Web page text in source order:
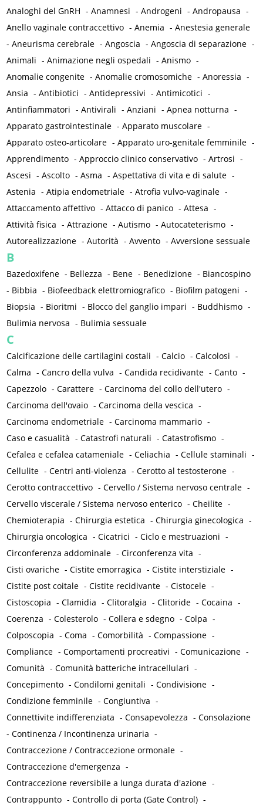
Analoghi del GnRH -Anamnesi -Androgeni -Andropausa -
Anello vaginale contraccettivo -Anemia -Anestesia generale
-Aneurisma cerebrale -Angoscia -Angoscia di separazione -
Animali -Animazione negli ospedali -Anismo -
Anomalie congenite -Anomalie cromosomiche -Anoressia -
Ansia -Antibiotici -Antidepressivi -Antimicotici -
Antinfiammatori -Antivirali -Anziani -Apnea notturna -
Apparato gastrointestinale -Apparato muscolare -
Apparato osteo-articolare -Apparato uro-genitale femminile -
Apprendimento -Approccio clinico conservativo -Artrosi -
Ascesi -Ascolto -Asma -Aspettativa di vita e di salute -
Astenia -Atipia endometriale -Atrofia vulvo-vaginale -
Attaccamento affettivo -Attacco di panico -Attesa -
Attività fisica -Attrazione -Autismo -Autocateterismo -
Autorealizzazione -Autorità -Avvento -Avversione sessuale
B
Bazedoxifene - Bellezza - Bene - Benedizione - Biancospino
- Bibbia - Biofeedback elettromiografico - Biofilm patogeni -
Biopsia - Bioritmi - Blocco del ganglio impari - Buddhismo -
Bulimia nervosa - Bulimia sessuale
C
Calcificazione delle cartilagini costali -Calcio -Calcolosi -
Calma -Cancro della vulva -Candida recidivante -Canto -
Capezzolo -Carattere -Carcinoma del collo dell'utero -
Carcinoma dell'ovaio -Carcinoma della vescica -
Carcinoma endometriale -Carcinoma mammario -
Caso e casualità -Catastrofi naturali -Catastrofismo -
Cefalea e cefalea catameniale -Celiachia -Cellule staminali -
Cellulite -Centri anti-violenza -Cerotto al testosterone -
Cerotto contraccettivo -Cervello / Sistema nervoso centrale -
Cervello viscerale / Sistema nervoso enterico -Cheilite -
Chemioterapia -Chirurgia estetica -Chirurgia ginecologica -
Chirurgia oncologica -Cicatrici -Ciclo e mestruazioni -
Circonferenza addominale -Circonferenza vita -
Cisti ovariche -Cistite emorragica -Cistite interstiziale -
Cistite post coitale -Cistite recidivante -Cistocele -
Cistoscopia -Clamidia -Clitoralgia -Clitoride -Cocaina -
Coerenza -Colesterolo -Collera e sdegno -Colpa -
Colposcopia -Coma -Comorbilità -Compassione -
Compliance -Comportamenti procreativi -Comunicazione -
Comunità -Comunità batteriche intracellulari -
Concepimento -Condilomi genitali -Condivisione -
Condizione femminile -Congiuntiva -
Connettivite indifferenziata -Consapevolezza -Consolazione
-Continenza / Incontinenza urinaria -
Contraccezione / Contraccezione ormonale -
Contraccezione d'emergenza -
Contraccezione reversibile a lunga durata d'azione -
Contrappunto -Controllo di porta (Gate Control) -